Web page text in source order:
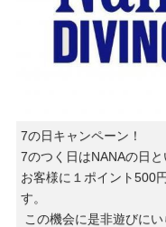
7の日キャンペーン！
7のつく日はNANAの日
お客様に１ポイント500
す。
この機会に是非遊びに